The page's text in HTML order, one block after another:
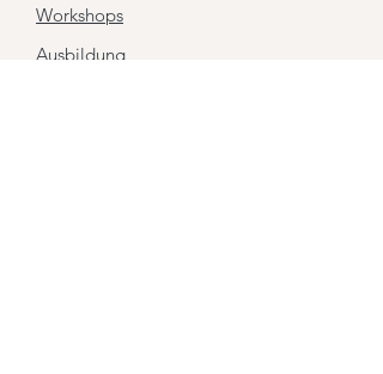
Workshops
Ausbildung